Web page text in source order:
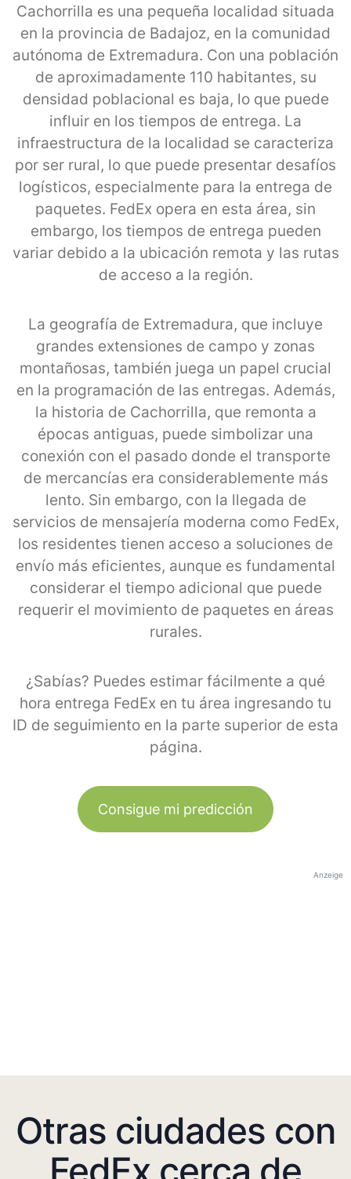
Cachorrilla es una pequeña localidad situada
en la provincia de Badajoz, en la comunidad
autónoma de Extremadura. Con una población
de aproximadamente 110 habitantes, su
densidad poblacional es baja, lo que puede
influir en los tiempos de entrega. La
infraestructura de la localidad se caracteriza
por ser rural, lo que puede presentar desafíos
logísticos, especialmente para la entrega de
paquetes. FedEx opera en esta área, sin
embargo, los tiempos de entrega pueden
variar debido a la ubicación remota y las rutas
de acceso a la región.
La geografía de Extremadura, que incluye
grandes extensiones de campo y zonas
montañosas, también juega un papel crucial
en la programación de las entregas. Además,
la historia de Cachorrilla, que remonta a
épocas antiguas, puede simbolizar una
conexión con el pasado donde el transporte
de mercancías era considerablemente más
lento. Sin embargo, con la llegada de
servicios de mensajería moderna como FedEx,
los residentes tienen acceso a soluciones de
envío más eficientes, aunque es fundamental
considerar el tiempo adicional que puede
requerir el movimiento de paquetes en áreas
rurales.
¿Sabías? Puedes estimar fácilmente a qué
hora entrega FedEx en tu área ingresando tu
ID de seguimiento en la parte superior de esta
página.
Consigue mi predicción
Anzeige
Otras ciudades con
FedEx cerca de